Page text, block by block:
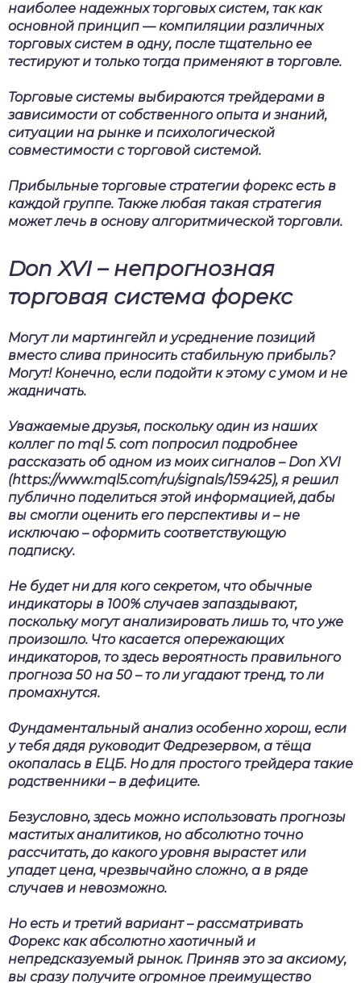
наиболее надежных торговых систем, так как
основной принцип — компиляции различных
торговых систем в одну, после тщательно ее
тестируют и только тогда применяют в торговле.
Торговые системы выбираются трейдерами в
зависимости от собственного опыта и знаний,
ситуации на рынке и психологической
совместимости с торговой системой.
Прибыльные торговые стратегии форексесть в
каждой группе. Также любая такая стратегия
может лечь в основу алгоритмической торговли.
Don XVI – непрогнозная
торговая система форекс
Могут ли мартингейл и усреднение позиций
вместо слива приносить стабильную прибыль?
Могут! Конечно, если подойти к этому с умом и не
жадничать.
Уважаемые друзья, поскольку один из наших
коллег по mql 5. com попросил подробнее
рассказать об одном из моих сигналов – Don XVI
(https://www.mql5.com/ru/signals/159425), я решил
публично поделиться этой информацией, дабы
вы смогли оценить его перспективы и – не
исключаю – оформить соответствующую
подписку.
Не будет ни для кого секретом, что обычные
индикаторы в 100% случаев запаздывают,
поскольку могут анализировать лишь то, что уже
произошло. Что касается опережающих
индикаторов, то здесь вероятность правильного
прогноза 50 на 50 – то ли угадают тренд, то ли
промахнутся.
Фундаментальный анализ особенно хорош, если
у тебя дядя руководит Федрезервом, а тёща
окопалась в ЕЦБ. Но для простого трейдера такие
родственники – в дефиците.
Безусловно, здесь можно использовать прогнозы
маститых аналитиков, но абсолютно точно
рассчитать, до какого уровня вырастет или
упадет цена, чрезвычайно сложно, а в ряде
случаев и невозможно.
Но есть и третий вариант – рассматривать
Форекс как абсолютно хаотичный и
непредсказуемый рынок. Приняв это за аксиому,
вы сразу получите огромное преимущество